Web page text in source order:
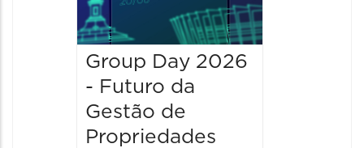
Group Day 2026
- Futuro da
Gestão de
Propriedades